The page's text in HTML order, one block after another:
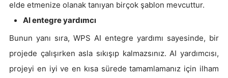
elde etmenize olanak tanıyan birçok şablon mevcuttur.
AI entegre yardımcı
Bunun yanı sıra, WPS AI entegre yardımı sayesinde, bir
projede çalışırken asla sıkışıp kalmazsınız. AI yardımcısı,
projeyi en iyi ve en kısa sürede tamamlamanız için ilham